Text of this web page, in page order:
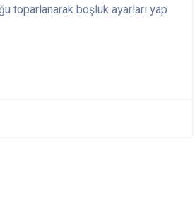
toparlanarak boşluk ayarları yap